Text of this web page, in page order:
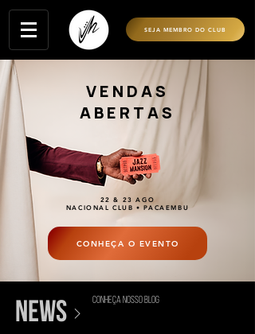
SEJA MEMBRO DO CLUB
VENDAS
ABERTAS
22 & 23 AGO
NACIONAL CLUB • PACAEMBU
CONHEÇA O EVENTO
>
news conheça nosso blog